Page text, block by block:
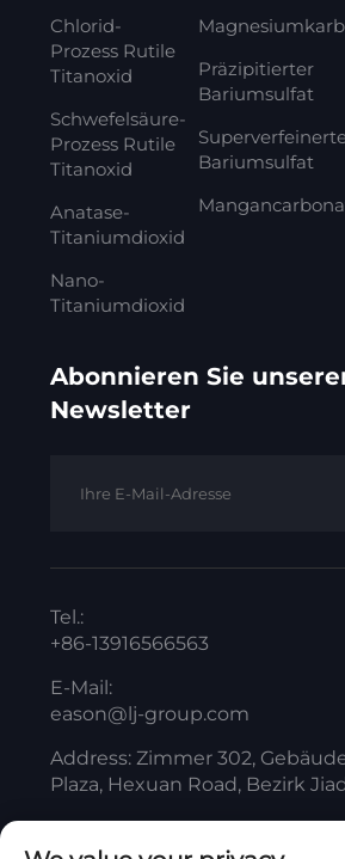
Chlorid-
Prozess Rutile
Titanoxid
Schwefelsäure-
Prozess Rutile
Titanoxid
Anatase-
Titaniumdioxid
Nano-
Titaniumdioxid
Präzipitierter
Bariumsulfat
Bariumsulfat
Abonnieren Sie
Newsletter
Tel.:
+86-13916566563
E-Mail:
eason@lj-group.com
Address: Zimmer 302,
Plaza, Hexuan Road, Bezirk